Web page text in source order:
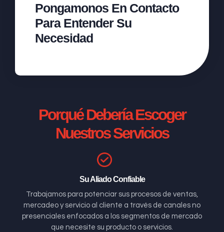
Pongamonos En Contacto
Para Entender Su
Necesidad
Porqué Debería Escoger
Nuestros Servicios
Su Aliado Confiable
Trabajamos para potenciar sus procesos de ventas,
mercadeo y servicio al cliente a través de canales no
presenciales enfocados a los segmentos de mercado
que necesite su producto o servicios.